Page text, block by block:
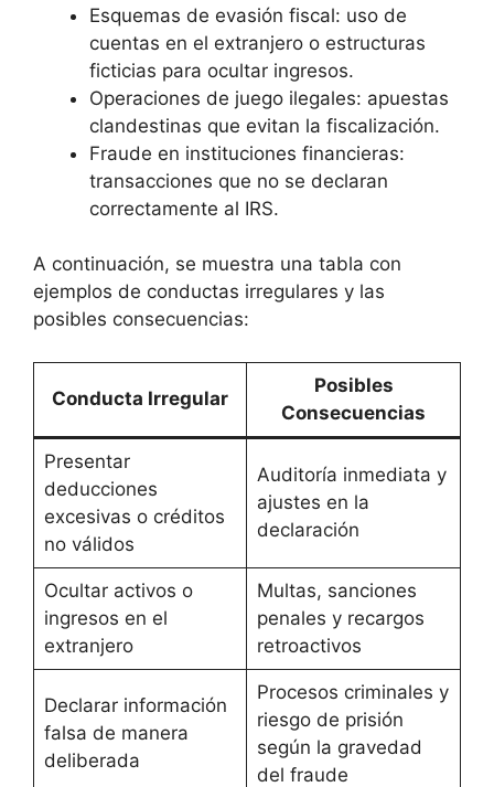
Esquemas de evasión fiscal: uso de
cuentas en el extranjero o estructuras
ficticias para ocultar ingresos.
Operaciones de juego ilegales: apuestas
clandestinas que evitan la fiscalización.
Fraude en instituciones financieras:
transacciones que no se declaran
correctamente al IRS.
A continuación, se muestra una tabla con
ejemplos de conductas irregulares y las
posibles consecuencias:
Conducta Irregular
Posibles
Consecuencias
Presentar
deducciones
excesivas o créditos
no válidos
Auditoría inmediata y
ajustes en la
declaración
Ocultar activos o
ingresos en el
extranjero
Multas, sanciones
penales y recargos
retroactivos
Declarar información
falsa de manera
deliberada
Procesos criminales y
riesgo de prisión
según la gravedad
del fraude